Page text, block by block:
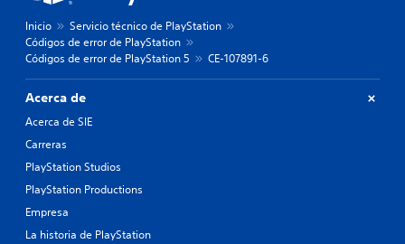
Inicio
Servicio técnico de PlayStation
Códigos de error de PlayStation
Códigos de error de PlayStation 5
CE-107891-6
Acerca de
Acerca de SIE
Carreras
PlayStation Studios
PlayStation Productions
Empresa
La historia de PlayStation